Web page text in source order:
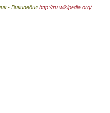
- Википедия http://ru.wikipedia.org/